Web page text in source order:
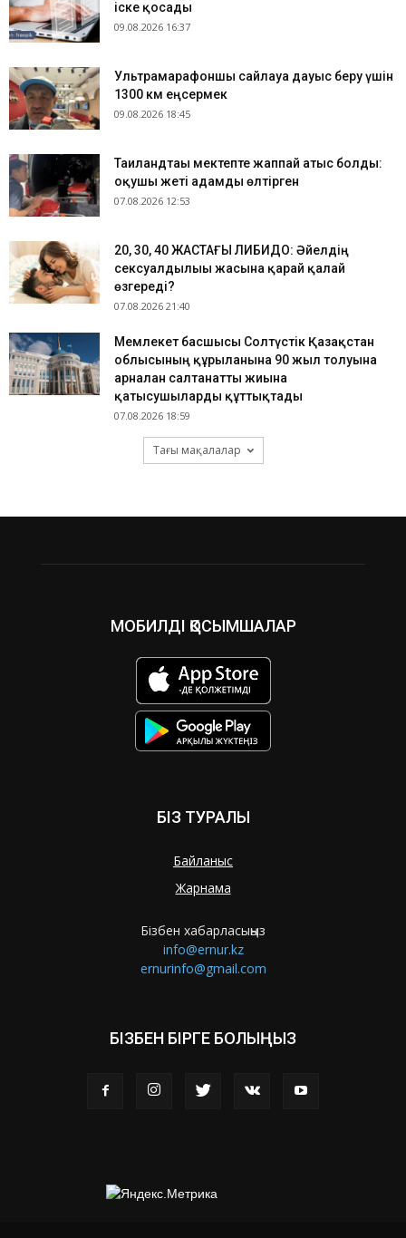
іске қосады
09.08.2026 16:37
Ультрамарафоншы сайлауға дауыс беру үшін
1300 км еңсермек
09.08.2026 18:45
Таиландтағы мектепте жаппай атыс болды:
оқушы жеті адамды өлтірген
07.08.2026 12:53
​20, 30, 40 ЖАСТАҒЫ ЛИБИДО: Әйелдің
сексуалдылығы жасына қарай қалай
өзгереді?
07.08.2026 21:40
Мемлекет басшысы Солтүстік Қазақстан
облысының құрылғанына 90 жыл толуына
арналған салтанатты жиынға
қатысушыларды құттықтады
07.08.2026 18:59
Тағы мақалалар
МОБИЛДІ ҚОСЫМШАЛАР
БІЗ ТУРАЛЫ
Байланыс
Жарнама
Бізбен хабарласыңыз
info@ernur.kz
ernurinfo@gmail.com
БІЗБЕН БІРГЕ БОЛЫҢЫЗ